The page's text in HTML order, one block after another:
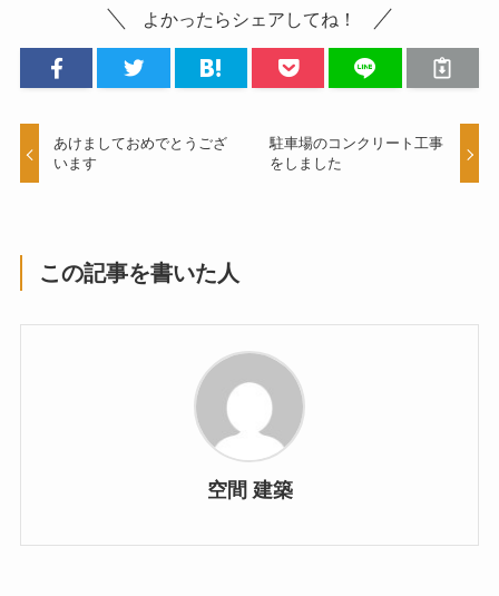
よかったらシェアしてね！
あけましておめでとうござ
います
駐車場のコンクリート工事
をしました
この記事を書いた人
空間 建築